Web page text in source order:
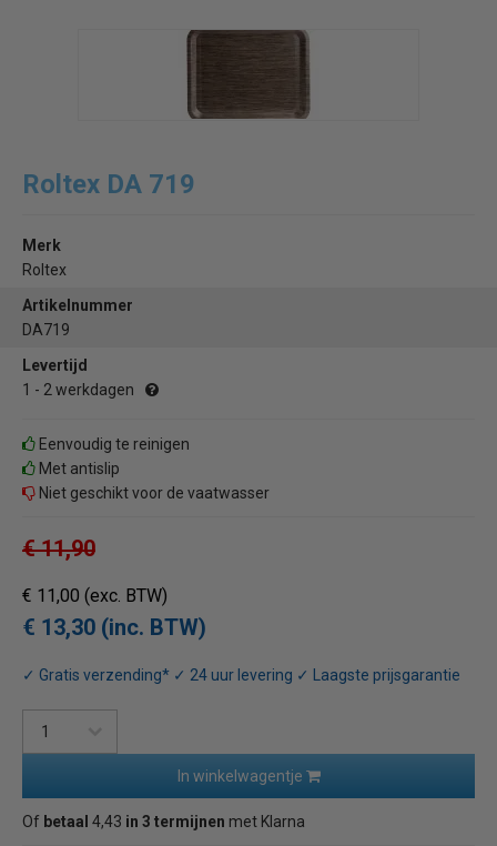
Roltex DA 719
Merk
Roltex
Artikelnummer
DA719
Levertijd
1 - 2 werkdagen
Eenvoudig te reinigen
Met antislip
Niet geschikt voor de vaatwasser
€ 11,90
€ 11,00 (exc. BTW)
€ 13,30 (inc. BTW)
✓ Gratis verzending* ✓ 24 uur levering ✓ Laagste prijsgarantie
In winkelwagentje
Of betaal 4,43 in 3 termijnen met Klarna